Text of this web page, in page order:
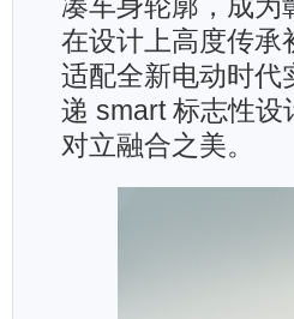
凑车身轮廓，成为
在设计上高度传承
适配全新电动时代
递 smart 标志性设
对立融合之美。